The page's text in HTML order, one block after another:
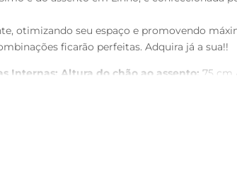
otimizando seu espaço e promovendo
ficarão perfeitas. Adquira já a sua!!
Internas: Altura do chão ao assento: 75 cm